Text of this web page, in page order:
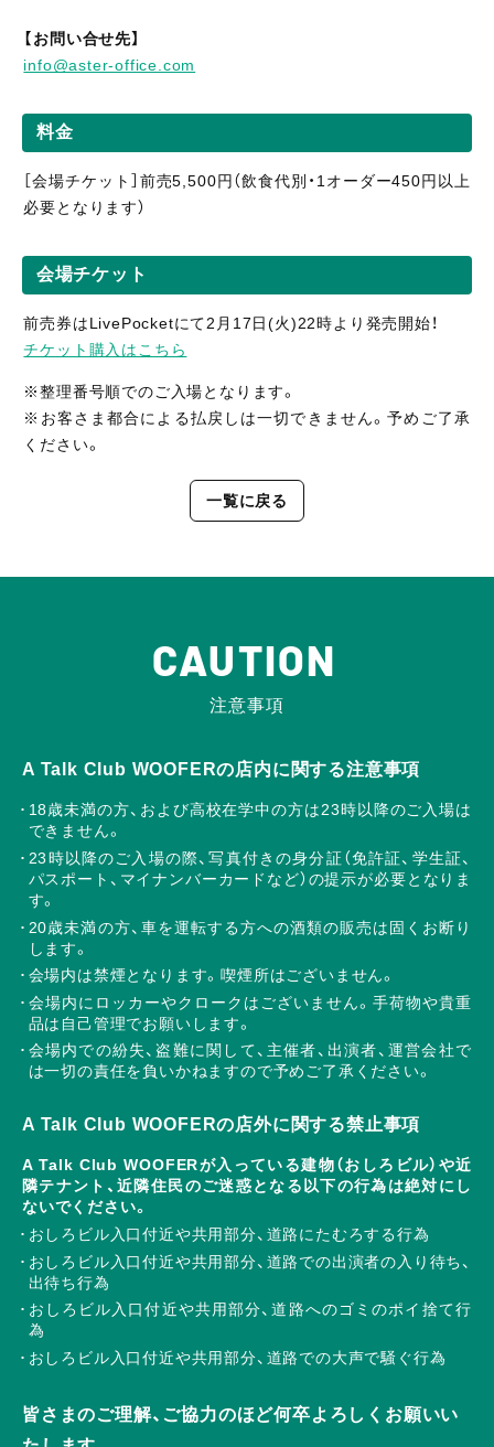
【お問い合せ先】
info@aster-office.com
料金
［会場チケット］前売5,500円（飲食代別・1オーダー450円以上
必要となります）
会場チケット
前売券はLivePocketにて2月17日(火)22時より発売開始！
チケット購入はこちら
※整理番号順でのご入場となります。
※お客さま都合による払戻しは一切できません。予めご了承
ください。
一覧に戻る
CAUTION
注意事項
A Talk Club WOOFERの店内に関する注意事項
18歳未満の方、および高校在学中の方は23時以降のご入場は
できません。
23時以降のご入場の際、写真付きの身分証（免許証、学生証、
パスポート、マイナンバーカードなど）の提示が必要となりま
す。
20歳未満の方、車を運転する方への酒類の販売は固くお断り
します。
会場内は禁煙となります。喫煙所はございません。
会場内にロッカーやクロークはございません。手荷物や貴重
品は自己管理でお願いします。
会場内での紛失、盗難に関して、主催者、出演者、運営会社で
は一切の責任を負いかねますので予めご了承ください。
A Talk Club WOOFERの店外に関する禁止事項
A Talk Club WOOFERが入っている建物（おしろビル）や近
隣テナント、近隣住民のご迷惑となる以下の行為は絶対にし
ないでください。
おしろビル入口付近や共用部分、道路にたむろする行為
おしろビル入口付近や共用部分、道路での出演者の入り待ち、
出待ち行為
おしろビル入口付近や共用部分、道路へのゴミのポイ捨て行
為
おしろビル入口付近や共用部分、道路での大声で騒ぐ行為
皆さまのご理解、ご協力のほど何卒よろしくお願いい